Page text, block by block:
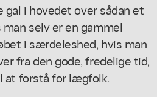
gal i hovedet over sådan et
selv er en gammel
i særdeleshed, hvis man
fra den gode, fredelige tid,
at forstå for lægfolk.